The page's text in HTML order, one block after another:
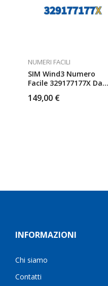
NUMERI FACILI
SIM Wind3 Numero
Facile 329177177X Da
149,00 €
INFORMAZIONI
Chi siamo
Contatti